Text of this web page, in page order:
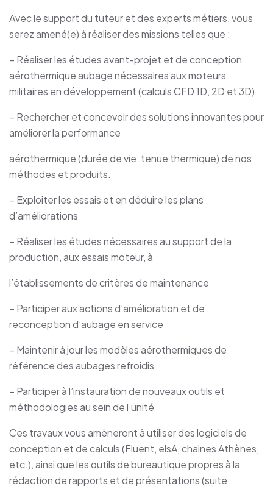
Avec le support du tuteur et des experts métiers, vous
serez amené(e) à réaliser des missions telles que :
– Réaliser les études avant-projet et de conception
aérothermique aubage nécessaires aux moteurs
militaires en développement (calculs CFD 1D, 2D et 3D)
– Rechercher et concevoir des solutions innovantes pour
améliorer la performance
aérothermique (durée de vie, tenue thermique) de nos
méthodes et produits.
– Exploiter les essais et en déduire les plans
d’améliorations
– Réaliser les études nécessaires au support de la
production, aux essais moteur, à
l’établissements de critères de maintenance
– Participer aux actions d’amélioration et de
reconception d’aubage en service
– Maintenir à jour les modèles aérothermiques de
référence des aubages refroidis
– Participer à l’instauration de nouveaux outils et
méthodologies au sein de l’unité
Ces travaux vous amèneront à utiliser des logiciels de
conception et de calculs (Fluent, elsA, chaines Athènes,
etc.), ainsi que les outils de bureautique propres à la
rédaction de rapports et de présentations (suite